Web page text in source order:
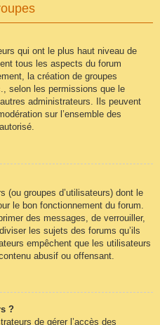
qui ont le plus haut niveau de
tous les aspects du forum
la création de groupes
selon les permissions que le
administrateurs. Ils peuvent
sur l’ensemble des
(ou groupes d’utilisateurs) dont le
le bon fonctionnement du forum.
des messages, de verrouiller,
les sujets des forums qu’ils
empêchent que les utilisateurs
abusif ou offensant.
?
de gérer l’accès des